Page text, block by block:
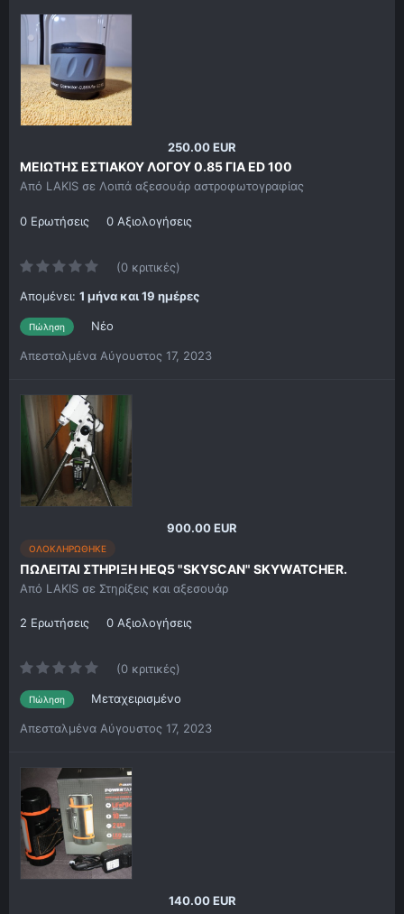
250.00 EUR
ΜΕΙΩΤΗΣ ΕΣΤΙΑΚΟΥ ΛΟΓΟΥ 0.85 ΓΙΑ ED 100
Από LAKIS σε Λοιπά αξεσουάρ αστροφωτογραφίας
0 Ερωτήσεις 0 Αξιολογήσεις
(0 κριτικές)
Απομένει: 1 μήνα και 19 ημέρες
Πώληση Νέο
Απεσταλμένα Αύγουστος 17, 2023
900.00 EUR
ΟΛΟΚΛΗΡΩΘΗΚΕ
ΠΩΛΕΙΤΑΙ ΣΤΗΡΙΞΗ HEQ5 "SKYSCAN" SKYWATCHER.
Από LAKIS σε Στηρίξεις και αξεσουάρ
2 Ερωτήσεις 0 Αξιολογήσεις
(0 κριτικές)
Πώληση Μεταχειρισμένο
Απεσταλμένα Αύγουστος 17, 2023
140.00 EUR